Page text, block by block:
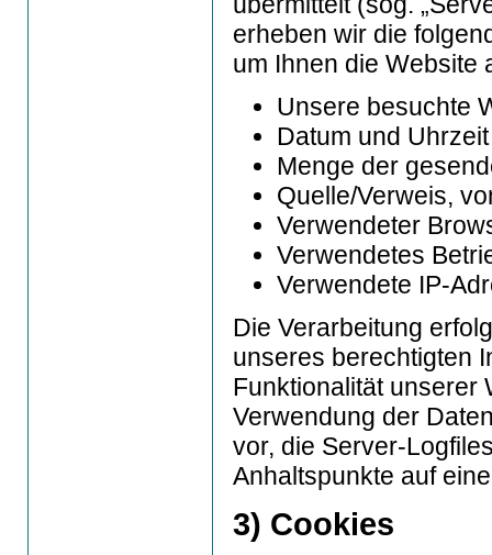
erheben wir die
um Ihnen die Website
Unsere besuchte
Datum und
Menge der
Quelle/Verweis,
Verwendeter
Verwendetes
Verwendete IP-
Die Verarbeitung
unseres berechtigten
Funktionalität unserer
Verwendung der
vor, die Server-
Anhaltspunkte auf
3) Cookies